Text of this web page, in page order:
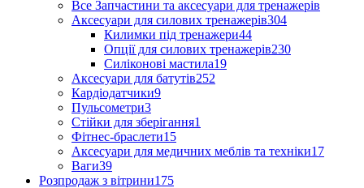
Все Запчастини та аксесуари для тренажерів
Аксесуари для силових тренажерів304
Килимки під тренажери44
Опції для силових тренажерів230
Силіконові мастила19
Аксесуари для батутів252
Кардіодатчики9
Пульсометри3
Стійки для зберігання1
Фітнес-браслети15
Аксесуари для медичних меблів та техніки17
Ваги39
Розпродаж з вітрини175